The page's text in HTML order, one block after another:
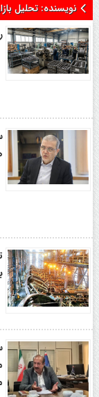
نویسنده:تحلیل